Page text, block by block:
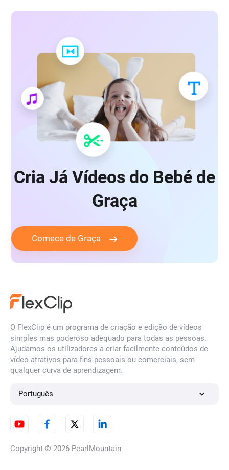
Cria Já Vídeos do Bebé de
Graça
Comece de Graça
O FlexClip é um programa de criação e edição de vídeos
simples mas poderoso adequado para todas as pessoas.
Ajudamos os utilizadores a criar facilmente conteúdos de
vídeo atrativos para fins pessoais ou comerciais, sem
qualquer curva de aprendizagem.
Português
Copyright © 2026 PearlMountain